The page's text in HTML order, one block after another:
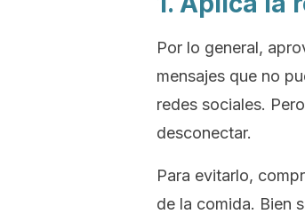
Por lo general,
mensajes que no
redes sociales.
desconectar.
Para evitarlo,
de la comida. Bien